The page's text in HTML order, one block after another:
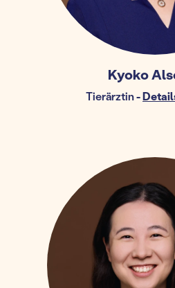
Kyoko
Tierärztin-